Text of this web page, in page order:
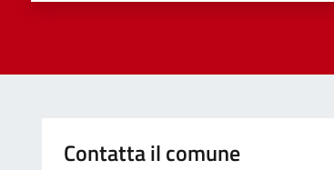
Contatta il comune